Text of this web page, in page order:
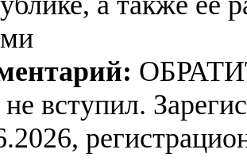
не вступил.